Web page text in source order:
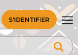
S'IDENTIFIER